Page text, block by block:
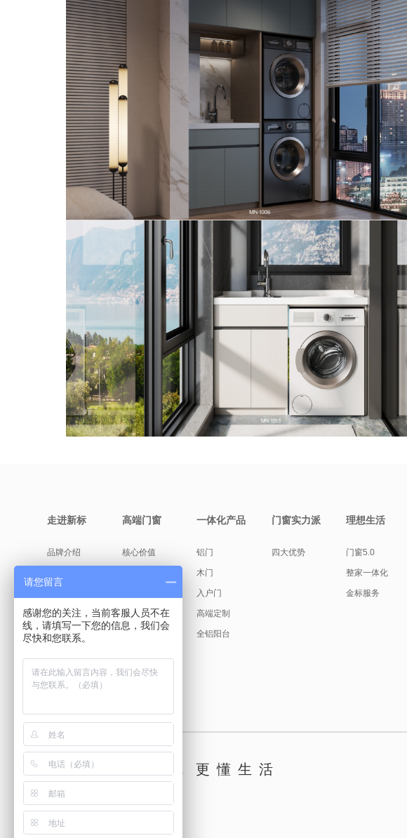
走进新标
品牌介绍
发展历程
荣耀见证
古天乐代言
高端门窗
核心价值
一体化产品
铝门
木门
入户门
高端定制
全铝阳台
门窗实力派
四大优势
理想生活
门窗5.0
整家一体化
金标服务
懂你，更懂生活
请您留言
感谢您的关注，当前客服人员不在
线，请填写一下您的信息，我们会
尽快和您联系。